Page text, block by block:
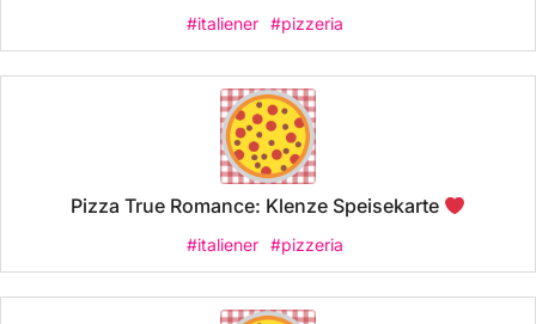
#italiener #pizzeria
Pizza True Romance: Klenze Speisekarte
#italiener #pizzeria